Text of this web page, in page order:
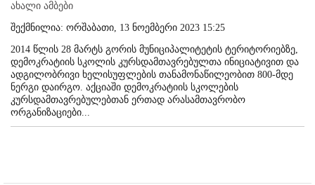
ახალი ამბები
შექმნილია: ორშაბათი, 13 ნოემბერი 2023 15:25
2014 წლის 28 მარტს გორის მუნიციპალიტეტის ტერიტორიებზე,
დემოკრატიის სკოლის კურსდამთავრებულთა ინიციატივით და
ადგილობრივი ხელისუფლების თანამონაწილეობით 800-მდე
ნერგი დაირგო. აქციაში დემოკრატიის სკოლების
კურსდამთავრებულებთან ერთად არასამთავრობო
ორგანიზაციები...